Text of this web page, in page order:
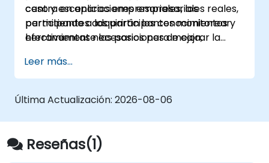
centra en aplicaciones empresariales reales,
permitiendo a los participantes monitorear
efectivamente las posiciones de caja,
confiables, optimizar el capital de trabajo,
gestionar las relaciones bancarias, fortalecer
los controles de pago y tomar decisiones
caso y escenarios empresariales, los
participantes adquirirán los conocimientos y
herramientas necesarios para mejorar la
financiero y establecer un marco
estructurado de gestión del efectivo dentro
de sus organizaciones.
Leer más...
Última Actualización: 2026-08-06
Reseñas(1)